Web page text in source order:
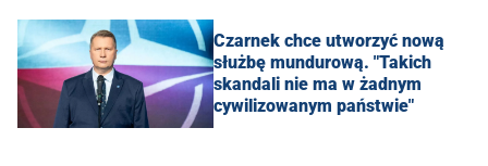
Czarnek chce utworzyć nową
służbę mundurową. "Takich
skandali nie ma w żadnym
cywilizowanym państwie"